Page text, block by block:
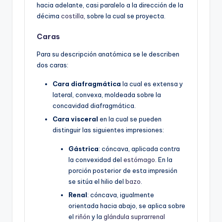
hacia adelante, casi paralelo a la dirección de la
décima costilla , sobre la cual se proyecta.
Caras
Para su descripción anatómica se le describen
dos caras:
Cara diafragmática la cual es extensa y
lateral, convexa, moldeada sobre la
concavidad diafragmática.
Cara visceral en la cual se pueden
distinguir las siguientes impresiones:
Gástrica: cóncava, aplicada contra
la convexidad del estómago. En la
porción posterior de esta impresión
se sitúa el hilio del bazo.
Renal: cóncava, igualmente
orientada hacia abajo, se aplica sobre
el riñón y la glándula suprarrenal